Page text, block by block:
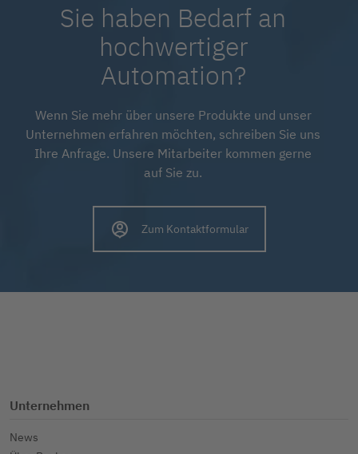
Sie haben Bedarf an
hochwertiger
Automation?
Wenn Sie mehr über unsere Produkte und unser
Unternehmen erfahren möchten, schreiben Sie uns
Ihre Anfrage. Unsere Mitarbeiter kommen gerne
auf Sie zu.
Zum Kontaktformular
Unternehmen
News